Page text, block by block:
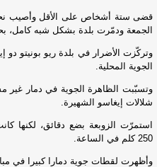
الجمعة ودمّرت بلدة بشكل شبه كامل،
الجوية المحلية.
شلالات إيغاسو الشهيرة.
استمرّت الزوبعة بضع دقائق، لكنها
250 كلم في الساعة.
وأظهرت لقطات جوية دمارا كبيرا في